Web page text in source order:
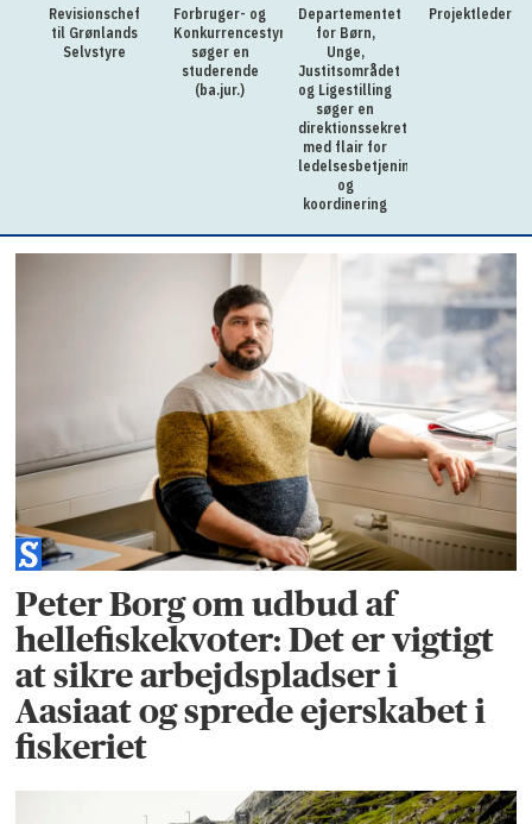
Revisionschef
til Grønlands
Selvstyre
Forbruger- og
Konkurrencestyrelsen
søger en
studerende
(ba.jur.)
Departementet
for Børn,
Unge,
Justitsområdet
og Ligestilling
søger en
direktionssekretær
med flair for
ledelsesbetjening
og
koordinering
Projektleder
Peter Borg om udbud af
hellefiskekvoter: Det er vigtigt
at sikre arbejdspladser i
Aasiaat og sprede ejerskabet i
fiskeriet